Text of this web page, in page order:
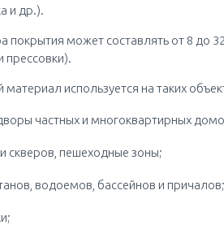
и др.).
покрытия может составлять от 8 до
прессовки).
используется на таких
частных и многоквартирных
скверов, пешеходные зоны;
водоемов, бассейнов и причалов;